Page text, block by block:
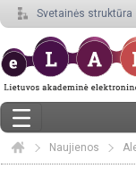
Svetainės struktūra
Elaba
Naujienos